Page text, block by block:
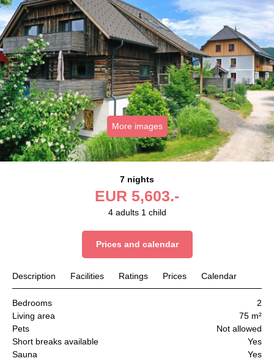
More images
7 nights
EUR 5,603.-
4 adults 1 child
Prices and calendar
Description Facilities Ratings Prices Calendar
Bedrooms
2
Living area
75 m²
Pets
Not allowed
Short breaks available
Yes
Sauna
Yes